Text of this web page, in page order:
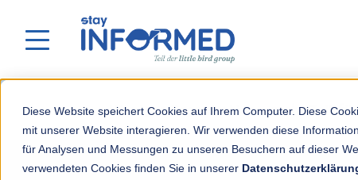
Diese Website speichert Cookies auf Ihrem Computer. Diese
mit unserer Website interagieren. Wir verwenden diese
für Analysen und Messungen zu unseren Besuchern auf dieser
verwendeten Cookies finden Sie in unserer
Weniger Organisation – mehr Zeit